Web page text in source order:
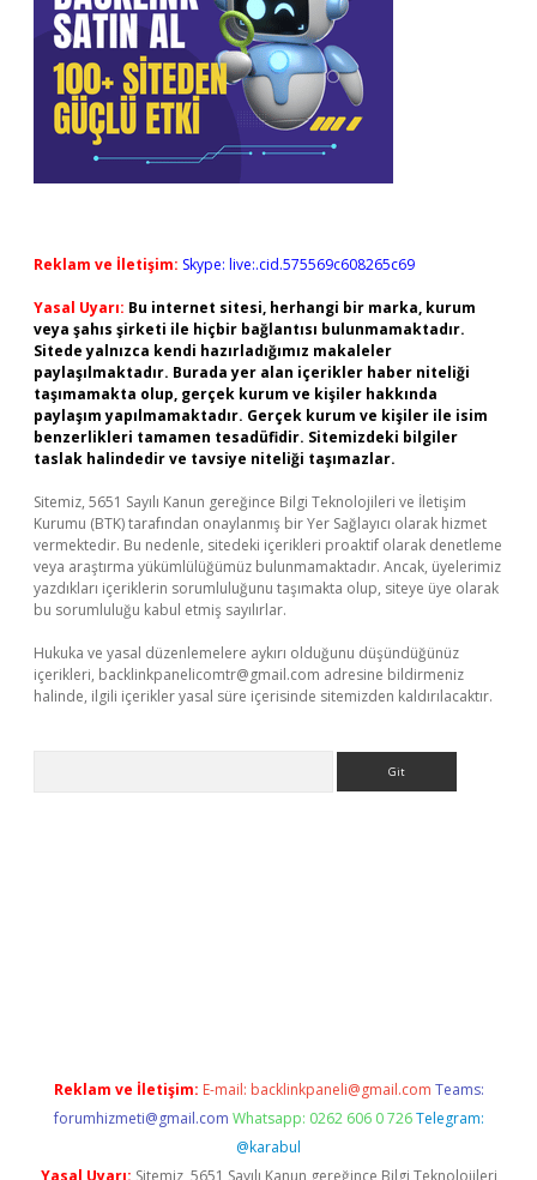
Reklam ve İletişim: Skype: live:.cid.575569c608265c69
Yasal Uyarı: Bu internet sitesi, herhangi bir marka, kurum
veya şahıs şirketi ile hiçbir bağlantısı bulunmamaktadır.
Sitede yalnızca kendi hazırladığımız makaleler
paylaşılmaktadır. Burada yer alan içerikler haber niteliği
taşımamakta olup, gerçek kurum ve kişiler hakkında
paylaşım yapılmamaktadır. Gerçek kurum ve kişiler ile isim
benzerlikleri tamamen tesadüfidir. Sitemizdeki bilgiler
taslak halindedir ve tavsiye niteliği taşımazlar.
Sitemiz, 5651 Sayılı Kanun gereğince Bilgi Teknolojileri ve İletişim
Kurumu (BTK) tarafından onaylanmış bir Yer Sağlayıcı olarak hizmet
vermektedir. Bu nedenle, sitedeki içerikleri proaktif olarak denetleme
veya araştırma yükümlülüğümüz bulunmamaktadır. Ancak, üyelerimiz
yazdıkları içeriklerin sorumluluğunu taşımakta olup, siteye üye olarak
bu sorumluluğu kabul etmiş sayılırlar.
Hukuka ve yasal düzenlemelere aykırı olduğunu düşündüğünüz
içerikleri, backlinkpanelicomtr@gmail.com adresine bildirmeniz
halinde, ilgili içerikler yasal süre içerisinde sitemizden kaldırılacaktır.
Reklam ve İletişim: E-mail: backlinkpaneli@gmail.com Teams:
forumhizmeti@gmail.com Whatsapp: 0262 606 0 726 Telegram:
@karabul
Yasal Uyarı: Sitemiz, 5651 Sayılı Kanun gereğince Bilgi Teknolojileri